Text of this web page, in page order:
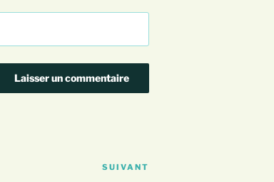
SUIVANT